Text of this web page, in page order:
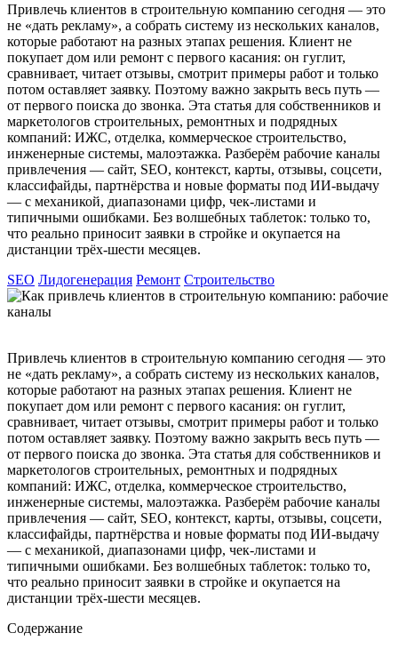
Привлечь клиентов в строительную компанию сегодня — это
не «дать рекламу», а собрать систему из нескольких каналов,
которые работают на разных этапах решения. Клиент не
покупает дом или ремонт с первого касания: он гуглит,
сравнивает, читает отзывы, смотрит примеры работ и только
потом оставляет заявку. Поэтому важно закрыть весь путь —
от первого поиска до звонка. Эта статья для собственников и
маркетологов строительных, ремонтных и подрядных
компаний: ИЖС, отделка, коммерческое строительство,
инженерные системы, малоэтажка. Разберём рабочие каналы
привлечения — сайт, SEO, контекст, карты, отзывы, соцсети,
классифайды, партнёрства и новые форматы под ИИ-выдачу
— с механикой, диапазонами цифр, чек-листами и
типичными ошибками. Без волшебных таблеток: только то,
что реально приносит заявки в стройке и окупается на
дистанции трёх-шести месяцев.
SEO Лидогенерация Ремонт Строительство
Привлечь клиентов в строительную компанию сегодня — это
не «дать рекламу», а собрать систему из нескольких каналов,
которые работают на разных этапах решения. Клиент не
покупает дом или ремонт с первого касания: он гуглит,
сравнивает, читает отзывы, смотрит примеры работ и только
потом оставляет заявку. Поэтому важно закрыть весь путь —
от первого поиска до звонка. Эта статья для собственников и
маркетологов строительных, ремонтных и подрядных
компаний: ИЖС, отделка, коммерческое строительство,
инженерные системы, малоэтажка. Разберём рабочие каналы
привлечения — сайт, SEO, контекст, карты, отзывы, соцсети,
классифайды, партнёрства и новые форматы под ИИ-выдачу
— с механикой, диапазонами цифр, чек-листами и
типичными ошибками. Без волшебных таблеток: только то,
что реально приносит заявки в стройке и окупается на
дистанции трёх-шести месяцев.
Содержание